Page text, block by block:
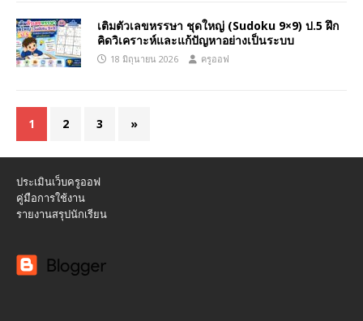
เติมตัวเลขหรรษา ชุดใหญ่ (Sudoku 9×9) ป.5 ฝึก
คิดวิเคราะห์และแก้ปัญหาอย่างเป็นระบบ
18 มิถุนายน 2026 ครูออฟ
1 2 3 »
ประเมินเว็บครูออฟ
คู่มือการใช้งาน
รายงานสรุปนักเรียน